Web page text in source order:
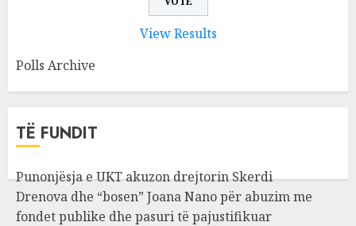
View Results
Polls Archive
TË FUNDIT
Punonjësja e UKT akuzon drejtorin Skerdi
Drenova dhe “bosen” Joana Nano për abuzim me
fondet publike dhe pasuri të pajustifikuar